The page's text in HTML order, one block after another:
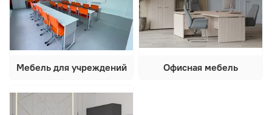
Мебель для учреждений Офисная мебель